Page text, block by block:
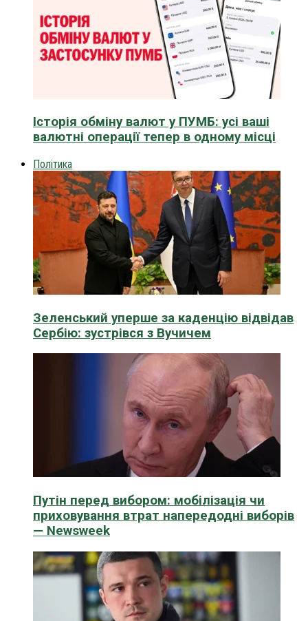
Історія обміну валют у ПУМБ: усі ваші
валютні операції тепер в одному місці
Політика
Зеленський уперше за каденцію відвідав
Сербію: зустрівся з Вучичем
Путін перед вибором: мобілізація чи
приховування втрат напередодні виборів
— Newsweek